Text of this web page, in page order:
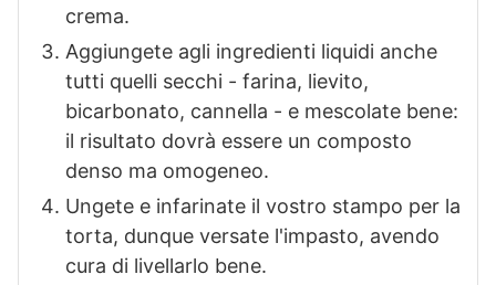
crema.
Aggiungete agli ingredienti liquidi anche
tutti quelli secchi - farina, lievito,
bicarbonato, cannella - e mescolate bene:
il risultato dovrà essere un composto
denso ma omogeneo.
Ungete e infarinate il vostro stampo per la
torta, dunque versate l'impasto, avendo
cura di livellarlo bene.